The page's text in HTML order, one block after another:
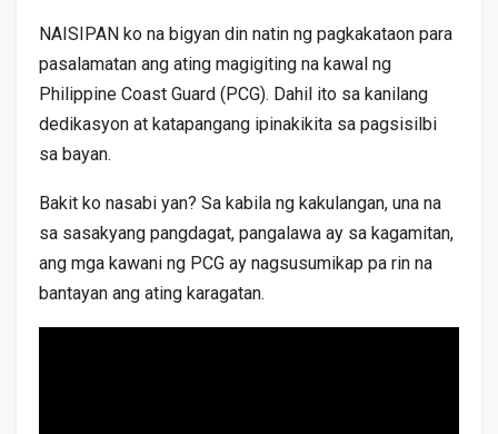
NAISIPAN ko na bigyan din natin ng pagkakataon para
pasalamatan ang ating magigiting na kawal ng
Philippine Coast Guard (PCG). Dahil ito sa kanilang
dedikasyon at katapangang ipinakikita sa pagsisilbi
sa bayan.
Bakit ko nasabi yan? Sa kabila ng kakulangan, una na
sa sasakyang pangdagat, pangalawa ay sa kagamitan,
ang mga kawani ng PCG ay nagsusumikap pa rin na
bantayan ang ating karagatan.